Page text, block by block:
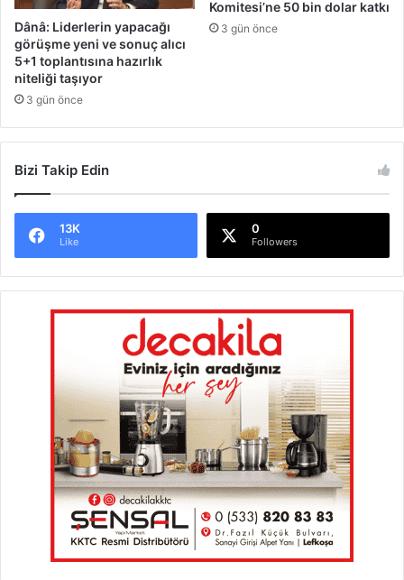
y
l
l
a
t
a
rDânâ: Liderlerin yapacağı
görüşme yeni ve sonuç alıcı
5+1 toplantısına hazırlık
niteliği taşıyor
3 gün önce
Komitesi’ne 50 bin dolar katkı
3 gün önce
Bizi Takip Edin
13K
Like
0
Followers